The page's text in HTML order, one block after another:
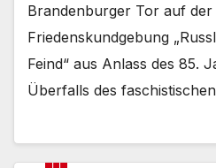
Brandenburger Tor auf
Friedenskundgebung
Feind“ aus Anlass des 85.
Überfalls des